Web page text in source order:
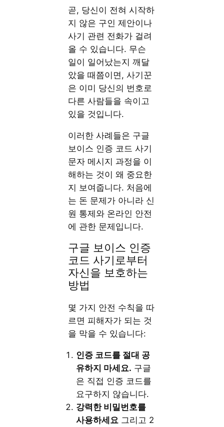
곧, 당신이 전혀 시작하
지 않은 구인 제안이나
사기 관련 전화가 걸려
올 수 있습니다. 무슨
일이 일어났는지 깨달
았을 때쯤이면, 사기꾼
은 이미 당신의 번호로
다른 사람들을 속이고
있을 것입니다.
이러한 사례들은 구글
보이스 인증 코드 사기
문자 메시지 과정을 이
해하는 것이 왜 중요한
지 보여줍니다. 처음에
는 돈 문제가 아니라 신
원 통제와 온라인 안전
에 관한 문제입니다.
구글 보이스 인증
코드 사기로부터
자신을 보호하는
방법
몇 가지 안전 수칙을 따
르면 피해자가 되는 것
을 막을 수 있습니다:
인증 코드를 절대 공
유하지 마세요. 구글
은 직접 인증 코드를
요구하지 않습니다.
강력한 비밀번호를
사용하세요 그리고 2